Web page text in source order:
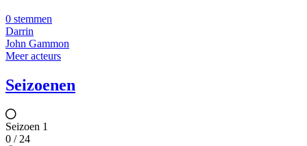
0 stemmen
Darrin
John Gammon
Meer acteurs
Seizoenen
Seizoen 1
0 / 24